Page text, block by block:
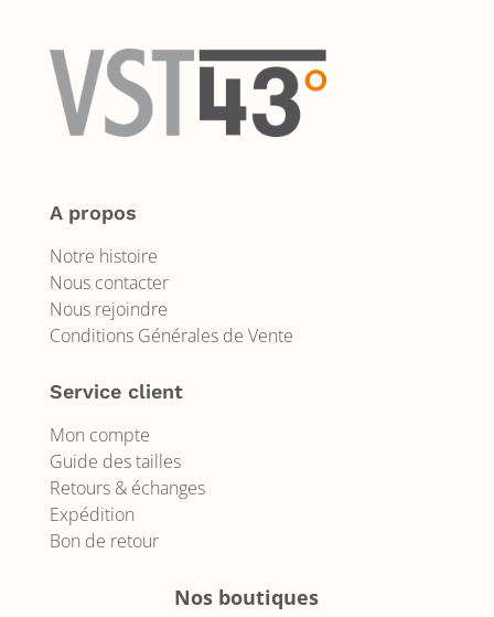
A propos
Notre histoire
Nous contacter
Nous rejoindre
Conditions Générales de Vente
Service client
Mon compte
Guide des tailles
Retours & échanges
Expédition
Bon de retour
Nos boutiques